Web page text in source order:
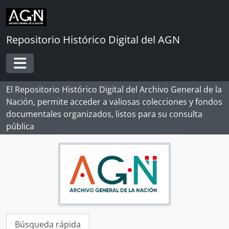
Skip to main content
Repositorio Histórico Digital del AGN
Toggle navigation
El Repositorio Histórico Digital del Archivo General de la
Nación, permite acceder a valiosas colecciones y fondos
documentales organizados, listos para su consulta
pública
Búsqueda rápida
[Record group] ARCHIVO HISTÓRICO
[Agrupación documental] FONDOS FÁCTICOS
[Fondo] SERIES FÁCTICAS